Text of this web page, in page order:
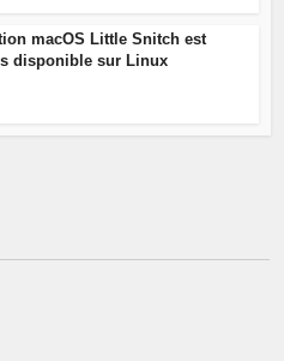
macOS Little Snitch est
disponible sur Linux